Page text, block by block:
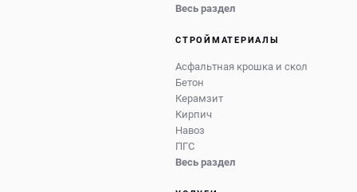
Весь раздел
СТРОЙМАТЕРИАЛЫ
Асфальтная крошка и скол
Бетон
Керамзит
Кирпич
Навоз
ПГС
Весь раздел